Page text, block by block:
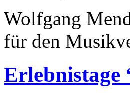
Wolfgang
für den
Erlebnistage